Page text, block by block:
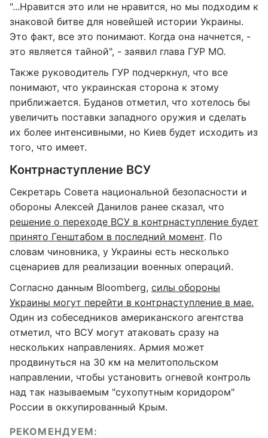
"...Нравится это или не нравится, но мы подходим к
знаковой битве для новейшей истории Украины.
Это факт, все это понимают. Когда она начнется, -
это является тайной", - заявил глава ГУР МО.
Также руководитель ГУР подчеркнул, что все
понимают, что украинская сторона к этому
приближается. Буданов отметил, что хотелось бы
увеличить поставки западного оружия и сделать
их более интенсивными, но Киев будет исходить из
того, что имеет.
Контрнаступление ВСУ
Секретарь Совета национальной безопасности и
обороны Алексей Данилов ранее сказал, что
решение о переходе ВСУ в контрнаступление будет
принято Генштабом в последний момент. По
словам чиновника, у Украины есть несколько
сценариев для реализации военных операций.
Согласно данным Bloomberg, силы обороны
Украины могут перейти в контрнаступление в мае.
Один из собеседников американского агентства
отметил, что ВСУ могут атаковать сразу на
нескольких направлениях. Армия может
продвинуться на 30 км на мелитопольском
направлении, чтобы установить огневой контроль
над так называемым "сухопутным коридором"
России в оккупированный Крым.
РЕКОМЕНДУЕМ: